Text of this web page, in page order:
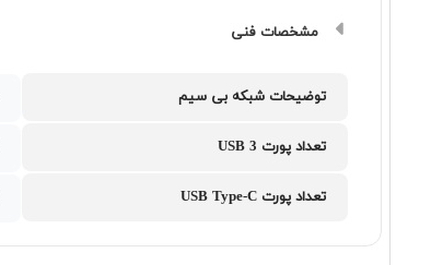
مشخصات فنی
توضیحات شبکه بی سیم
تعداد پورت USB 3
تعداد پورت USB Type-C